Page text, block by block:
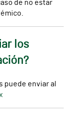
de no estar
los
puede enviar al